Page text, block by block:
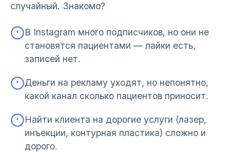
случайный. Знакомо?
В Instagram много подписчиков, но они не
становятся пациентами — лайки есть,
записей нет.
Деньги на рекламу уходят, но непонятно,
какой канал сколько пациентов приносит.
Найти клиента на дорогие услуги (лазер,
инъекции, контурная пластика) сложно и
дорого.